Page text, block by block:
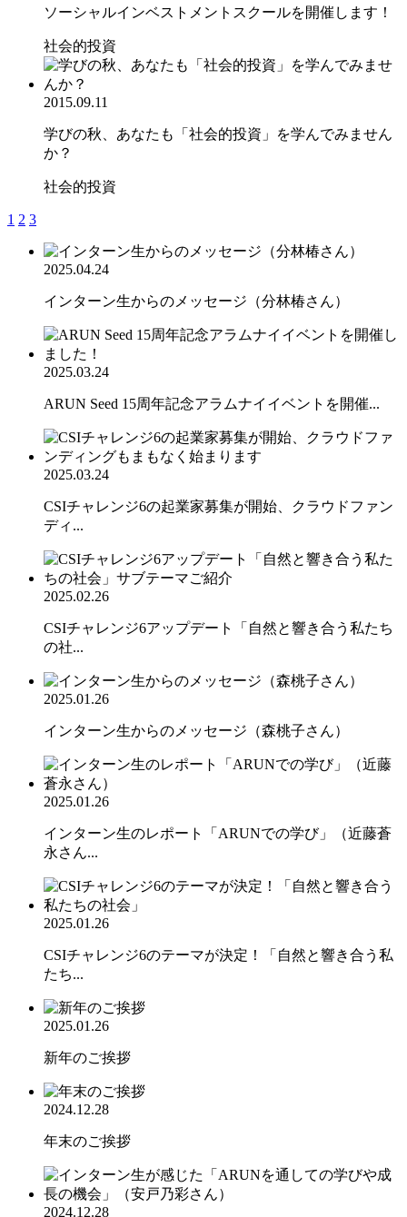
ソーシャルインベストメントスクールを開催します！
社会的投資
2015.09.11
学びの秋、あなたも「社会的投資」を学んでみません
か？
社会的投資
1 2 3
2025.04.24
インターン生からのメッセージ（分林椿さん）
2025.03.24
ARUN Seed 15周年記念アラムナイイベントを開催...
2025.03.24
CSIチャレンジ6の起業家募集が開始、クラウドファン
ディ...
2025.02.26
CSIチャレンジ6アップデート「自然と響き合う私たち
の社...
2025.01.26
インターン生からのメッセージ（森桃子さん）
2025.01.26
インターン生のレポート「ARUNでの学び」（近藤蒼
永さん...
2025.01.26
CSIチャレンジ6のテーマが決定！「自然と響き合う私
たち...
2025.01.26
新年のご挨拶
2024.12.28
年末のご挨拶
2024.12.28